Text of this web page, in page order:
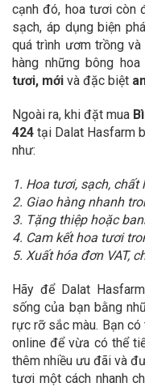
cạnh đó, hoa tươi còn
sạch, áp dụng biện
quá trình ươm trồng
hàng những bông
tươi, mới và đặc biệt
Ngoài ra, khi đặt mua
424 tại Dalat Hasfarm
như:
1. Hoa tươi, sạch, chất
2. Giao hàng nhanh
3. Tặng thiệp hoặc
4. Cam kết hoa tươi
5. Xuất hóa đơn VAT,
Hãy để Dalat
sống của bạn bằng
rực rỡ sắc màu. Bạn
online để vừa có thể
thêm nhiều ưu đãi và
tươi một cách nhanh